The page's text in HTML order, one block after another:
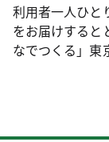
利用者一人ひと
をお届けすると
なでつくる」東